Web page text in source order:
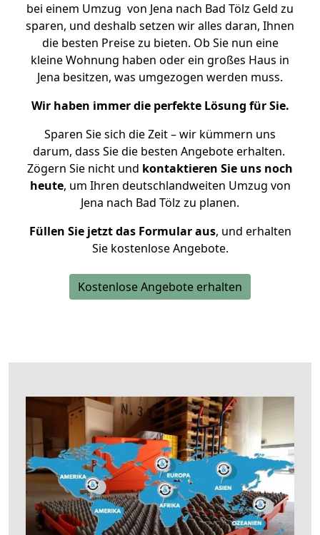
bei einem Umzug von Jena nach Bad Tölz Geld zu
sparen, und deshalb setzen wir alles daran, Ihnen
die besten Preise zu bieten. Ob Sie nun eine
kleine Wohnung haben oder ein großes Haus in
Jena besitzen, was umgezogen werden muss.
Wir haben immer die perfekte Lösung für Sie.
Sparen Sie sich die Zeit – wir kümmern uns
darum, dass Sie die besten Angebote erhalten.
Zögern Sie nicht und kontaktieren Sie uns noch
heute, um Ihren deutschlandweiten Umzug von
Jena nach Bad Tölz zu planen.
Füllen Sie jetzt das Formular aus, und erhalten
Sie kostenlose Angebote.
Kostenlose Angebote erhalten